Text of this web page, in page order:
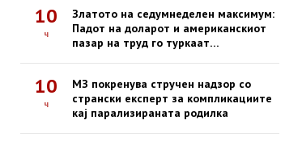
10
ч
Златото на седумнеделен максимум:
Падот на доларот и американскиот
пазар на труд го туркаат
10
ч
МЗ покренува стручен надзор со
странски експерт за компликациите
кај парализираната родилка